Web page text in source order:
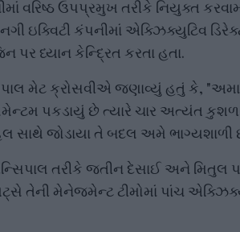
વરિષ્ઠ ઉપપ્રમુખ તરીકે નિયુક્ત
ઇક્વિટી કંપનીમાં એક્ઝિક્યુટિવ
ધ્યાન કેન્દ્રિત કરતા હતા.
મેટ ક્રોસવીએ જણાવ્યું હતું કે,
પકડાયું છે ત્યારે ચાર અત્યંત કુશળ
સાથે જોડાયા તે બદલ અમે ભાગ્યશાળી
તરીકે જતીન દેસાઈ અને મિતુલ
તેની મેનેજમેન્ટ ટીમોમાં પાંચ